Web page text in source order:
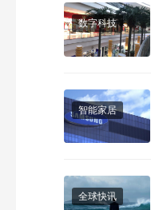
数字科技
智能家居
全球快讯